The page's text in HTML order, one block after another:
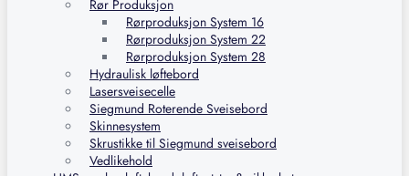
Rør Produksjon
Rørproduksjon System 16
Rørproduksjon System 22
Rørproduksjon System 28
Hydraulisk løftebord
Lasersveisecelle
Siegmund Roterende Sveisebord
Skinnesystem
Skrustikke til Siegmund sveisebord
Vedlikehold